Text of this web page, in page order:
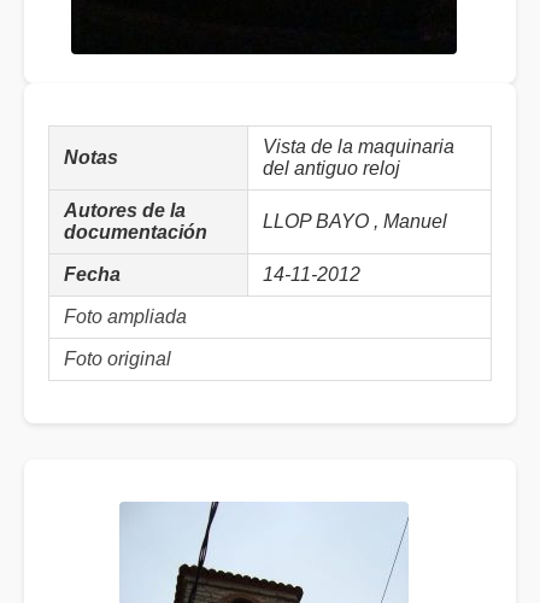
Notas
Vista de la maquinaria
del antiguo reloj
Autores de la
documentación
LLOP BAYO , Manuel
Fecha 14-11-2012
Foto ampliada
Foto original